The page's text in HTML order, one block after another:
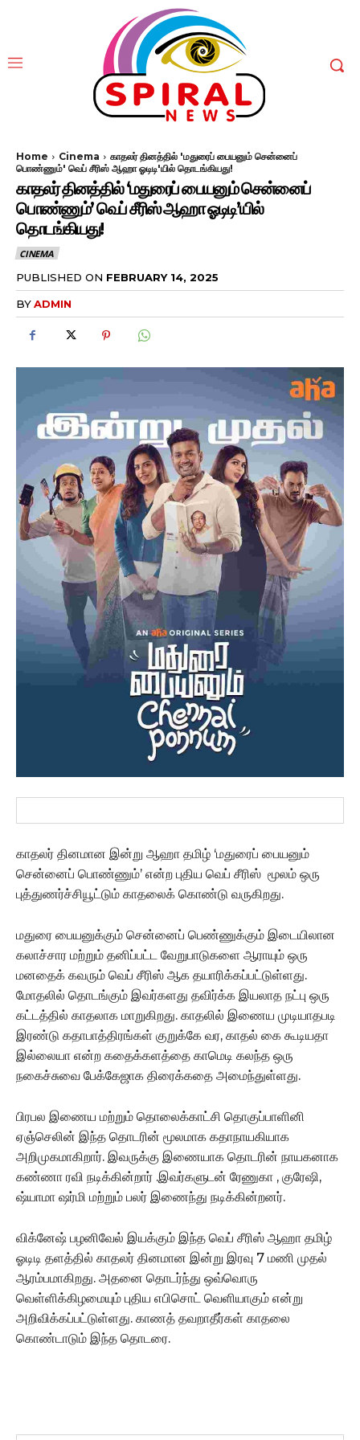
Home Cinema
காதலர் தினத்தில் 'மதுரைப் பையனும் சென்னைப்
பொண்ணும்' வெப் சீரிஸ் ஆஹா ஓடிடி'யில் தொடங்கியது!
காதலர் தினத்தில் ‘மதுரைப் பையனும் சென்னைப்
பொண்ணும்’ வெப் சீரிஸ் ஆஹா ஓடிடி’யில்
தொடங்கியது!
CINEMA
PUBLISHED ON FEBRUARY 14, 2025
BYADMIN
காதலர் தினமான இன்று ஆஹா தமிழ் ‘மதுரைப் பையனும்
சென்னைப் பொண்ணும்’ என்ற புதிய வெப் சீரிஸ் மூலம் ஒரு
புத்துணர்ச்சியூட்டும் காதலைக் கொண்டு வருகிறது.
மதுரை பையனுக்கும் சென்னைப் பெண்ணுக்கும் இடையிலான
கலாச்சார மற்றும் தனிப்பட்ட வேறுபாடுகளை ஆராயும் ஒரு
மனதைக் கவரும் வெப் சீரிஸ் ஆக தயாரிக்கப்பட்டுள்ளது.
மோதலில் தொடங்கும் இவர்களது தவிர்க்க இயலாத நட்பு ஒரு
கட்டத்தில் காதலாக மாறுகிறது. காதலில் இணைய முடியாதபடி
இரண்டு கதாபாத்திரங்கள் குறுக்கே வர, காதல் கை கூடியதா
இல்லையா என்ற கதைக்களத்தை காமெடி கலந்த ஒரு
நகைச்சுவை பேக்கேஜாக திரைக்கதை அமைந்துள்ளது.
பிரபல இணைய மற்றும் தொலைக்காட்சி தொகுப்பாளினி
ஏஞ்செலின் இந்த தொடரின் மூலமாக கதாநாயகியாக
அறிமுகமாகிறார். இவருக்கு இணையாக தொடரின் நாயகனாக
கண்ணா ரவி நடிக்கின்றார் .இவர்களுடன் ரேணுகா , குரேஷி,
ஷ்யாமா ஷர்மி மற்றும் பலர் இணைந்து நடிக்கின்றனர்.
விக்னேஷ் பழனிவேல் இயக்கும் இந்த வெப் சீரிஸ் ஆஹா தமிழ்
ஓடிடி தளத்தில் காதலர் தினமான இன்று இரவு 7 மணி முதல்
ஆரம்பமாகிறது. அதனை தொடர்ந்து ஒவ்வொரு
வெள்ளிக்கிழமையும் புதிய எபிசொட் வெளியாகும் என்று
அறிவிக்கப்பட்டுள்ளது. காணத் தவறாதீர்கள் காதலை
கொண்டாடும் இந்த தொடரை.